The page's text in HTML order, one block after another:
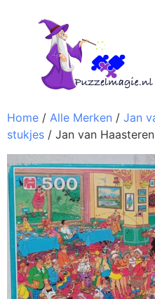
Home / Alle Merken / Jan
stukjes / Jan van